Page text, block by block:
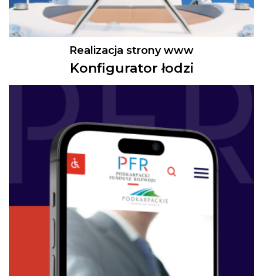
Realizacja strony www
Konfigurator łodzi